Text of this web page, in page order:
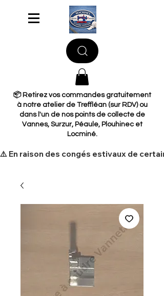
📦 Retirez vos commandes gratuitement
à notre atelier de Treffléan (sur RDV) ou
dans l'un de nos points de collecte de
Vannes, Surzur, Péaule, Plouhinec et
Locminé.
​⚠️ En raison des congés estivaux de